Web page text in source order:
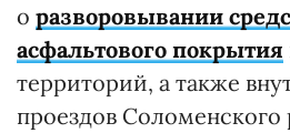
о разворовывании
асфальтового покрытия
территорий, а также
проездов